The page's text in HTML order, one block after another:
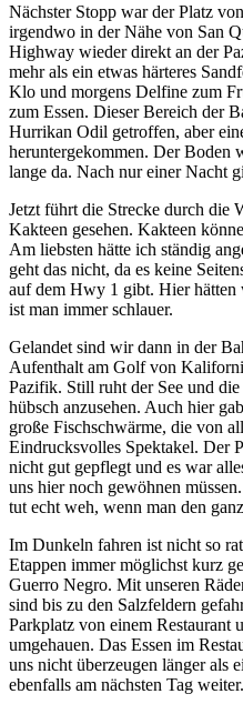
Nächster Stopp war der Platz
irgendwo in der Nähe von San
Highway wieder direkt an der
mehr als ein etwas härteres
Klo und morgens Delfine zum
zum Essen. Dieser Bereich der
Hurrikan Odil getroffen, aber
heruntergekommen. Der Boden
lange da. Nach nur einer Nacht
Jetzt führt die Strecke durch die
Kakteen gesehen. Kakteen
Am liebsten hätte ich ständig
geht das nicht, da es keine
auf dem Hwy 1 gibt. Hier
ist man immer schlauer.
Gelandet sind wir dann in der
Aufenthalt am Golf von
Pazifik. Still ruht der See und
hübsch anzusehen. Auch hier
große Fischschwärme, die von
Eindrucksvolles Spektakel. Der
nicht gut gepflegt und es war
uns hier noch gewöhnen
tut echt weh, wenn man den
Im Dunkeln fahren ist nicht so
Etappen immer möglichst kurz
Guerro Negro. Mit unseren
sind bis zu den Salzfeldern
Parkplatz von einem Restaurant
umgehauen. Das Essen im
uns nicht überzeugen länger als
ebenfalls am nächsten Tag weiter.